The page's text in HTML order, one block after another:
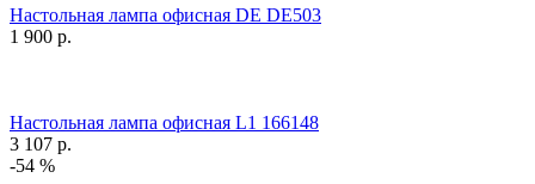
Настольная лампа офисная DE DE503
1 900 р.
Настольная лампа офисная L1 166148
3 107 р.
-54 %